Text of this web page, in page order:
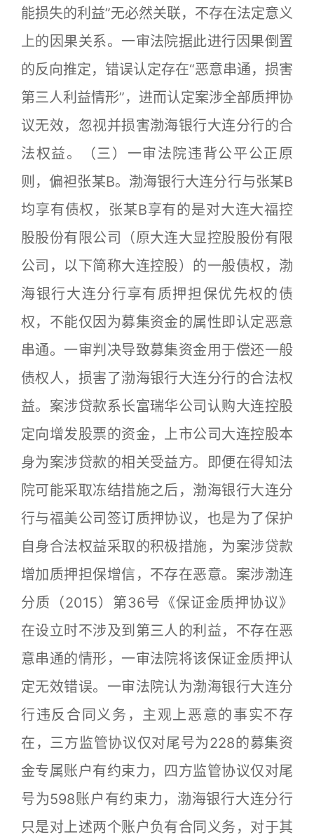
能损失的利益”无必然关联，不存在法定意义
上的因果关系。一审法院据此进行因果倒置
的反向推定，错误认定存在“恶意串通，损害
第三人利益情形”，进而认定案涉全部质押协
议无效，忽视并损害渤海银行大连分行的合
法权益。（三）一审法院违背公平公正原
则，偏袒张某B。渤海银行大连分行与张某B
均享有债权，张某B享有的是对大连大福控
股股份有限公司（原大连大显控股股份有限
公司，以下简称大连控股）的一般债权，渤
海银行大连分行享有质押担保优先权的债
权，不能仅因为募集资金的属性即认定恶意
串通。一审判决导致募集资金用于偿还一般
债权人，损害了渤海银行大连分行的合法权
益。案涉贷款系长富瑞华公司认购大连控股
定向增发股票的资金，上市公司大连控股本
身为案涉贷款的相关受益方。即便在得知法
院可能采取冻结措施之后，渤海银行大连分
行与福美公司签订质押协议，也是为了保护
自身合法权益采取的积极措施，为案涉贷款
增加质押担保增信，不存在恶意。案涉渤连
分质（2015）第36号《保证金质押协议》
在设立时不涉及到第三人的利益，不存在恶
意串通的情形，一审法院将该保证金质押认
定无效错误。一审法院认为渤海银行大连分
行违反合同义务，主观上恶意的事实不存
在，三方监管协议仅对尾号为228的募集资
金专属账户有约束力，四方监管协议仅对尾
号为598账户有约束力，渤海银行大连分行
只是对上述两个账户负有合同义务，对于其